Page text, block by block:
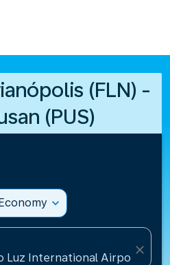
(FLN) -
(PUS)
expand_more
Luz International
close